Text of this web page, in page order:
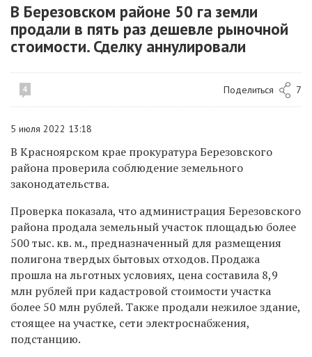
В Березовском районе 50 га земли
продали в пять раз дешевле рыночной
стоимости. Сделку аннулировали
4 Поделиться 7
5 июля 2022 13:18
В Красноярском крае прокуратура Березовского
района проверила соблюдение земельного
законодательства.
Проверка показала, что администрация Березовского
района продала земельный участок площадью более
500 тыс. кв. м., предназначенный для размещения
полигона твердых бытовых отходов. Продажа
прошла на льготных условиях, цена составила 8,9
млн рублей при кадастровой стоимости участка
более 50 млн рублей. Также продали нежилое здание,
стоящее на участке, сети электроснабжения,
подстанцию.